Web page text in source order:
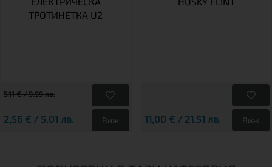
ТРОТИНЕТКА U2
5,11 € / 9.99 лв.
2,56 € / 5.01 лв. Виж 11,00 € / 21.51 лв. Виж